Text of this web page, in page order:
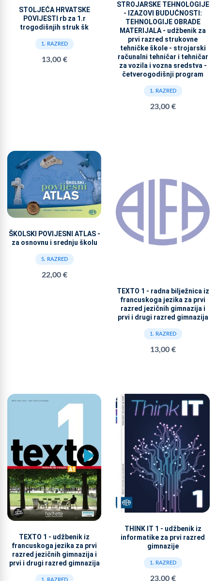
STOLJEĆA HRVATSKE
POVIJESTI rb za 1.r
trogodišnjih struk šk
1. RAZRED
13,00 €
STROJARSKE TEHNOLOGIJE
- IZAZOVI BUDUĆNOSTI:
TEHNOLOGIJE OBRADE
MATERIJALA - udžbenik za
prvi razred strukovne
tehničke škole - strojarski
računalni tehničar i tehničar
za vozila i vozna sredstva -
četverogodišnji program
1. RAZRED
23,00 €
ŠKOLSKI POVIJESNI ATLAS -
za osnovnu i srednju školu
5. RAZRED
22,00 €
TEXTO 1 - radna bilježnica iz
francuskoga jezika za prvi
razred jezičnih gimnazija i
prvi i drugi razred gimnazija
1. RAZRED
13,00 €
TEXTO 1 - udžbenik iz
francuskoga jezika za prvi
razred jezičnih gimnazija i
prvi i drugi razred gimnazija
1. RAZRED
THINK IT 1 - udžbenik iz
informatike za prvi razred
gimnazije
1. RAZRED
23,00 €